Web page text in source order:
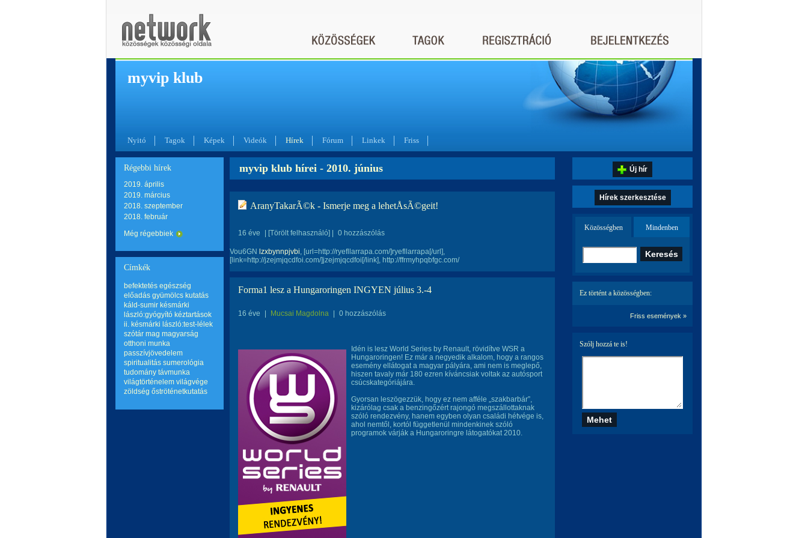
myvip klub
Nyitó Tagok Képek Videók Hírek Fórum Linkek Friss
Régebbi hírek
2019. április
2019. március
2018. szeptember
2018. február
Még régebbiek
Címkék
befektetés egészség
előadás gyümölcs kutatás
káld-sumir késmárki
lászló:gyógyító kéztartások
ii. késmárki lászló:test-lélek
szótár mag magyarság
otthoni munka
passzívjövedelem
spiritualitás sumerológia
tudomány távmunka
világtörténelem világvége
zöldség őströténetkutatás
myvip klub hírei - 2010. június
AranyTakarÃ©k - Ismerje meg a lehetÅsÃ©geit!
16 éve [Törölt felhasználó] 0 hozzászólás
Vou6GN lzxbynnpjvbi, [url=http://ryefllarrapa.com/]ryefllarrapa[/url],
[link=http://jzejmjqcdfoi.com/]jzejmjqcdfoi[/link], http://ffrmyhpqbfgc.com/
Forma1 lesz a Hungaroringen INGYEN július 3.-4
16 éve Mucsai Magdolna 0 hozzászólás
Idén is lesz World Series by Renault, rövidítve WSR a
Hungaroringen! Ez már a negyedik alkalom, hogy a rangos
esemény ellátogat a magyar pályára, ami nem is meglepő,
hiszen tavaly már 180 ezren kíváncsiak voltak az autósport
csúcskategóriájára.
Gyorsan leszögezzük, hogy ez nem afféle „szakbarbár”,
kizárólag csak a benzingőzért rajongó megszállottaknak
szóló rendezvény, hanem egyben olyan családi hétvége is,
ahol nemtől, kortól függetlenül mindenkinek szóló
programok várják a Hungaroringre látogatókat 2010.
Új hír
Hírek szerkesztése
Közösségben Mindenben
Ez történt a közösségben:
Friss események »
Szólj hozzá te is!